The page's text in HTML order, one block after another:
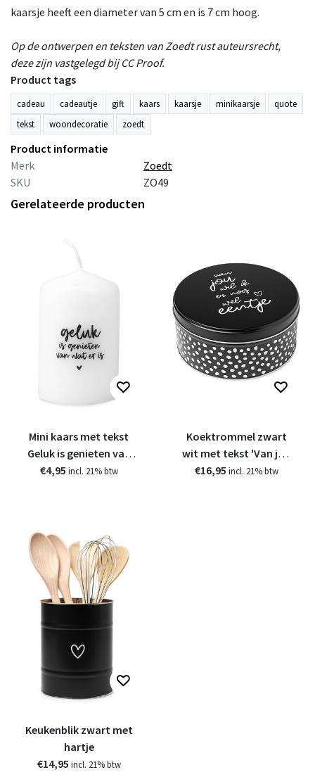
kaarsje heeft een diameter van 5 cm en is 7 cm hoog.
Op de ontwerpen en teksten van Zoedt rust auteursrecht,
deze zijn vastgelegd bij CC Proof.
Product tags
cadeau cadeautje gift kaars kaarsje minikaarsje
quote
tekst
woondecoratie zoedt
Product informatie
Merk
Zoedt
SKU
ZO49
Gerelateerde producten
Mini kaars met tekst
Geluk is genieten van
wat er is
€4,95 incl. 21% btw
Koektrommel zwart
wit met tekst 'Van jou
wil ik er nog wel eentje'
€16,95 incl. 21% btw
Keukenblik zwart met
hartje
€14,95 incl. 21% btw